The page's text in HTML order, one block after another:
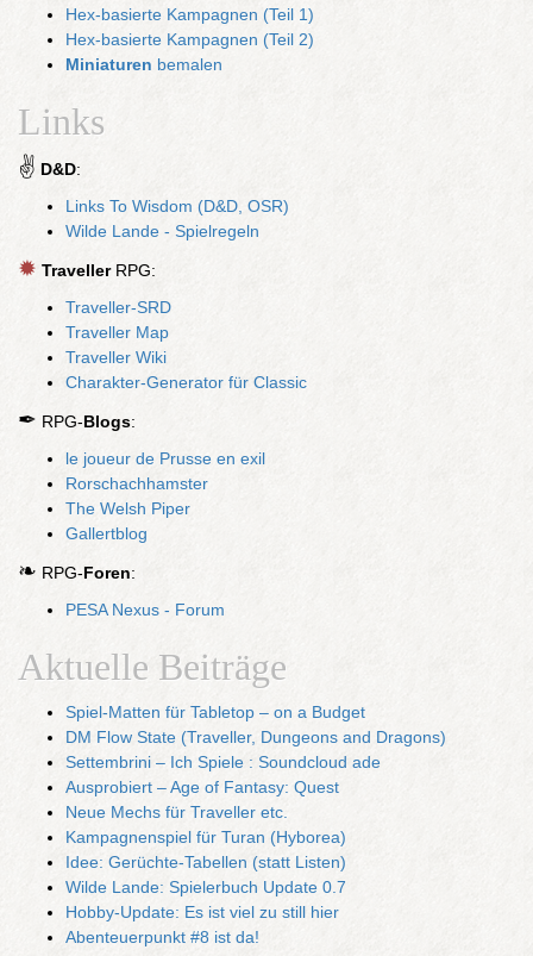
Hex-basierte Kampagnen (Teil 1)
Hex-basierte Kampagnen (Teil 2)
Miniaturen bemalen
Links
✌ D&D:
Links To Wisdom (D&D, OSR)
Wilde Lande - Spielregeln
✹ TravellerRPG:
Traveller-SRD
Traveller Map
Traveller Wiki
Charakter-Generator für Classic
✒ RPG-Blogs:
le joueur de Prusse en exil
Rorschachhamster
The Welsh Piper
Gallertblog
❧ RPG-Foren:
PESA Nexus - Forum
Aktuelle Beiträge
Spiel-Matten für Tabletop – on a Budget
DM Flow State (Traveller, Dungeons and Dragons)
Settembrini – Ich Spiele : Soundcloud ade
Ausprobiert – Age of Fantasy: Quest
Neue Mechs für Traveller etc.
Kampagnenspiel für Turan (Hyborea)
Idee: Gerüchte-Tabellen (statt Listen)
Wilde Lande: Spielerbuch Update 0.7
Hobby-Update: Es ist viel zu still hier
Abenteuerpunkt #8 ist da!